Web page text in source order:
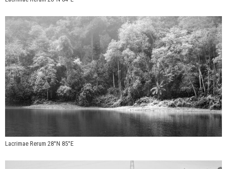
Lacrimae Rerum 28°N 85°E